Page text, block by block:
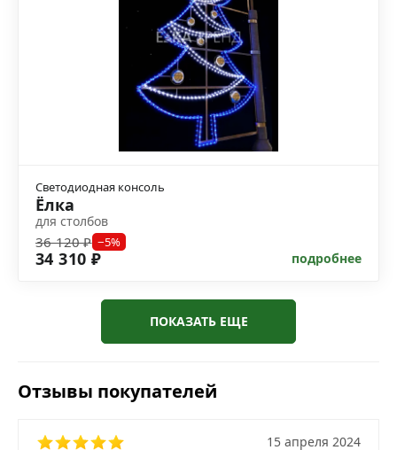
Светодиодная консоль
Ёлка
для столбов
36 120 ₽ −5%
34 310 ₽ подробнее
ПОКАЗАТЬ ЕЩЕ
Отзывы покупателей
15 апреля 2024